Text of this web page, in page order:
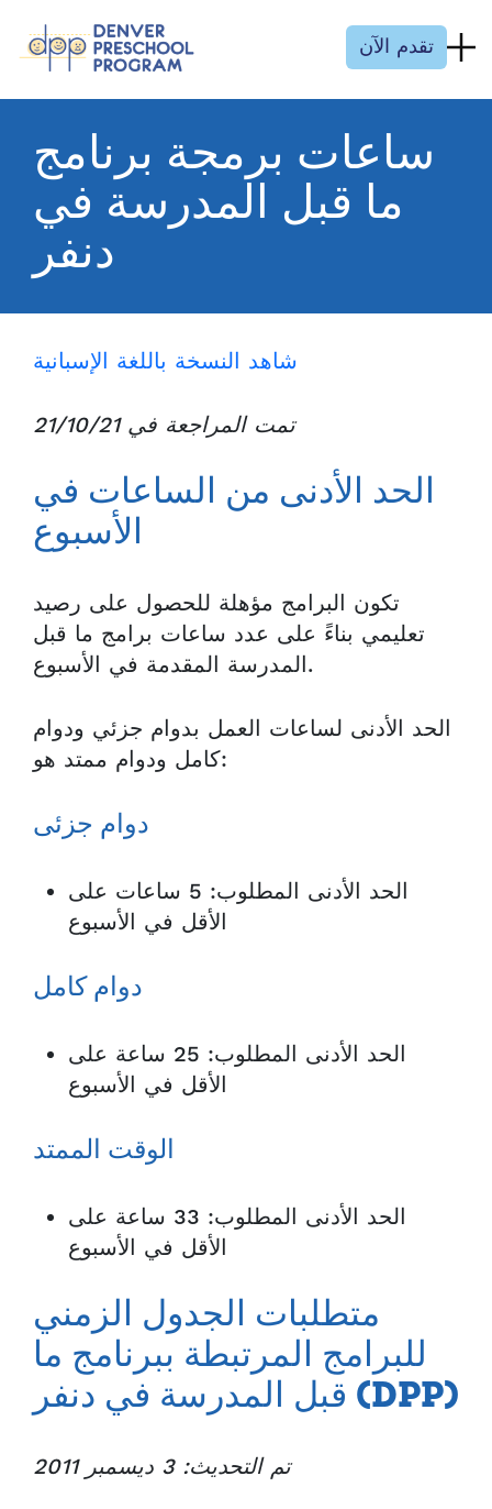
تقدم الآن
ساعات برمجة برنامج
ما قبل المدرسة في
دنفر
شاهد النسخة باللغة الإسبانية
تمت المراجعة في 21/10/21
الحد الأدنى من الساعات في
الأسبوع
تكون البرامج مؤهلة للحصول على رصيد
تعليمي بناءً على عدد ساعات برامج ما قبل
المدرسة المقدمة في الأسبوع.
الحد الأدنى لساعات العمل بدوام جزئي ودوام
كامل ودوام ممتد هو:
دوام جزئى
الحد الأدنى المطلوب: 5 ساعات على
الأقل في الأسبوع
دوام كامل
الحد الأدنى المطلوب: 25 ساعة على
الأقل في الأسبوع
الوقت الممتد
الحد الأدنى المطلوب: 33 ساعة على
الأقل في الأسبوع
متطلبات الجدول الزمني
للبرامج المرتبطة ببرنامج ما
قبل المدرسة في دنفر (DPP)
تم التحديث: 3 ديسمبر 2011